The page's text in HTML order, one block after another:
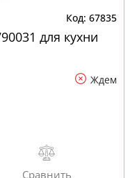
67835
для кухни
Ждем